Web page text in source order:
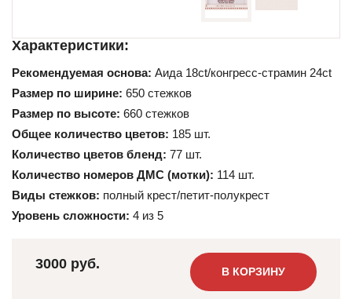
Характеристики:
Рекомендуемая основа: Аида 18ct/конгресс-страмин 24ct
Размер по ширине: 650 стежков
Размер по высоте: 660 стежков
Общее количество цветов: 185 шт.
Количество цветов бленд: 77 шт.
Количество номеров ДМС (мотки): 114 шт.
Виды стежков: полный крест/петит-полукрест
Уровень сложности: 4 из 5
3000 руб. В КОРЗИНУ